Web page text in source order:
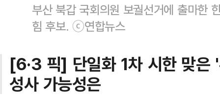
부산 북갑 국회의원 보궐선거에 출마한
힘 후보. ⓒ연합뉴스
[6·3 픽] 단일화 1차 시한 맞은
성사 가능성은